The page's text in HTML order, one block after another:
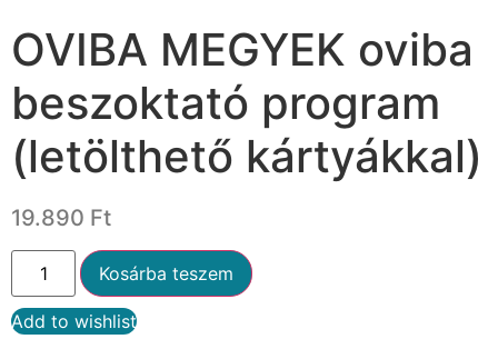
OVIBA MEGYEK oviba
beszoktató program
(letölthető kártyákkal)
19.890 Ft
Kosárba teszem
Add to wishlist